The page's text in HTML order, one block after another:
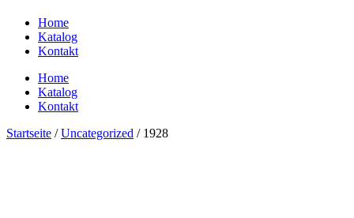
Home
Katalog
Kontakt
Home
Katalog
Kontakt
Startseite /Uncategorized / 1928